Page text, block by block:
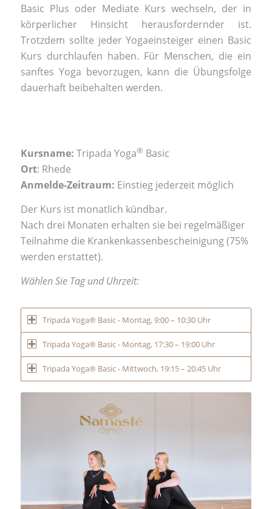
Basic Plus oder Mediate Kurs wechseln, der in
körperlicher Hinsicht herausfordernder ist.
Trotzdem sollte jeder Yogaeinsteiger einen Basic
Kurs durchlaufen haben. Für Menschen, die ein
sanftes Yoga bevorzugen, kann die Übungsfolge
dauerhaft beibehalten werden.
Kursname: Tripada Yoga® Basic
Ort: Rhede
Anmelde-Zeitraum: Einstieg jederzeit möglich
Der Kurs ist monatlich kündbar.
Nach drei Monaten erhalten sie bei regelmäßiger
Teilnahme die Krankenkassenbescheinigung (75%
werden erstattet).
Wählen Sie Tag und Uhrzeit:
Tripada Yoga® Basic - Montag, 9:00 – 10:30 Uhr
Tripada Yoga® Basic - Montag, 17:30 – 19:00 Uhr
Tripada Yoga® Basic - Mittwoch, 19:15 – 20:45 Uhr